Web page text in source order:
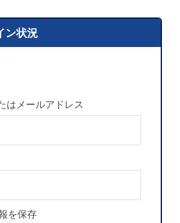
ン状況
はメールアドレス
を保存